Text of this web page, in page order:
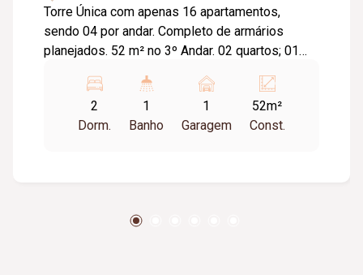
Torre Única com apenas 16 apartamentos,
sendo 04 por andar. Completo de armários
planejados. 52 m² no 3º Andar. 02 quartos; 01
Condicionado na sala e quarto; 01 Vaga de
Garagem.
2
Dorm.
1
Banho
1
Garagem
52m²
Const.